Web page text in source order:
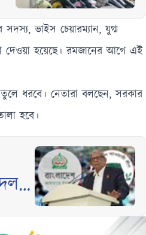
ভাইস চেয়ারম্যান, যুগ্ম
দেওয়া হয়েছে। রমজানের আগে এই
ধরবে। নেতারা বলছেন, সরকার
হবে।
: